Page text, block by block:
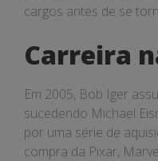
cargos antes de se
Carreira
Em 2005, Bob Iger
sucedendo Michael
por uma série de
compra da Pixar,